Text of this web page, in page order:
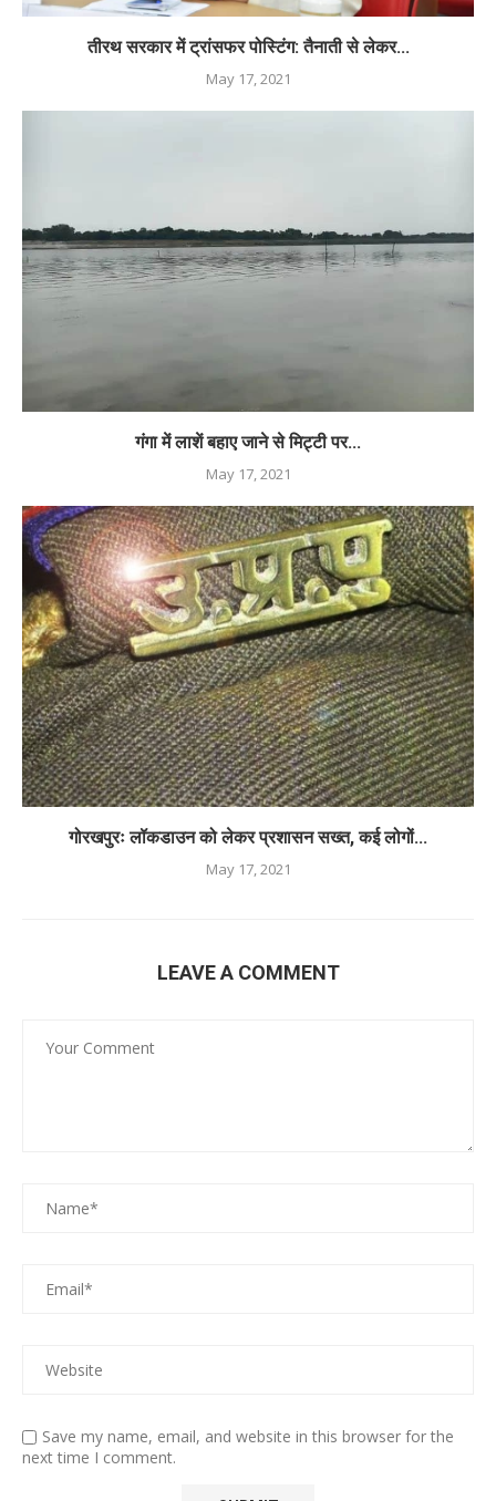
तीरथ सरकार में ट्रांसफर पोस्टिंग: तैनाती से लेकर...
May 17, 2021
गंगा में लाशें बहाए जाने से मिट्टी पर...
May 17, 2021
गोरखपुरः लॉकडाउन को लेकर प्रशासन सख्त, कई लोगों...
May 17, 2021
LEAVE A COMMENT
Save my name, email, and website in this browser for the
next time I comment.